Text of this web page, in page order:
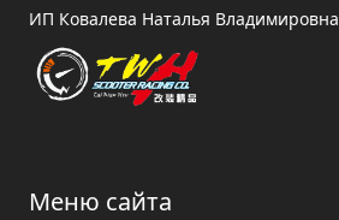
ИП Ковалева Наталья Владимировна
Меню сайта